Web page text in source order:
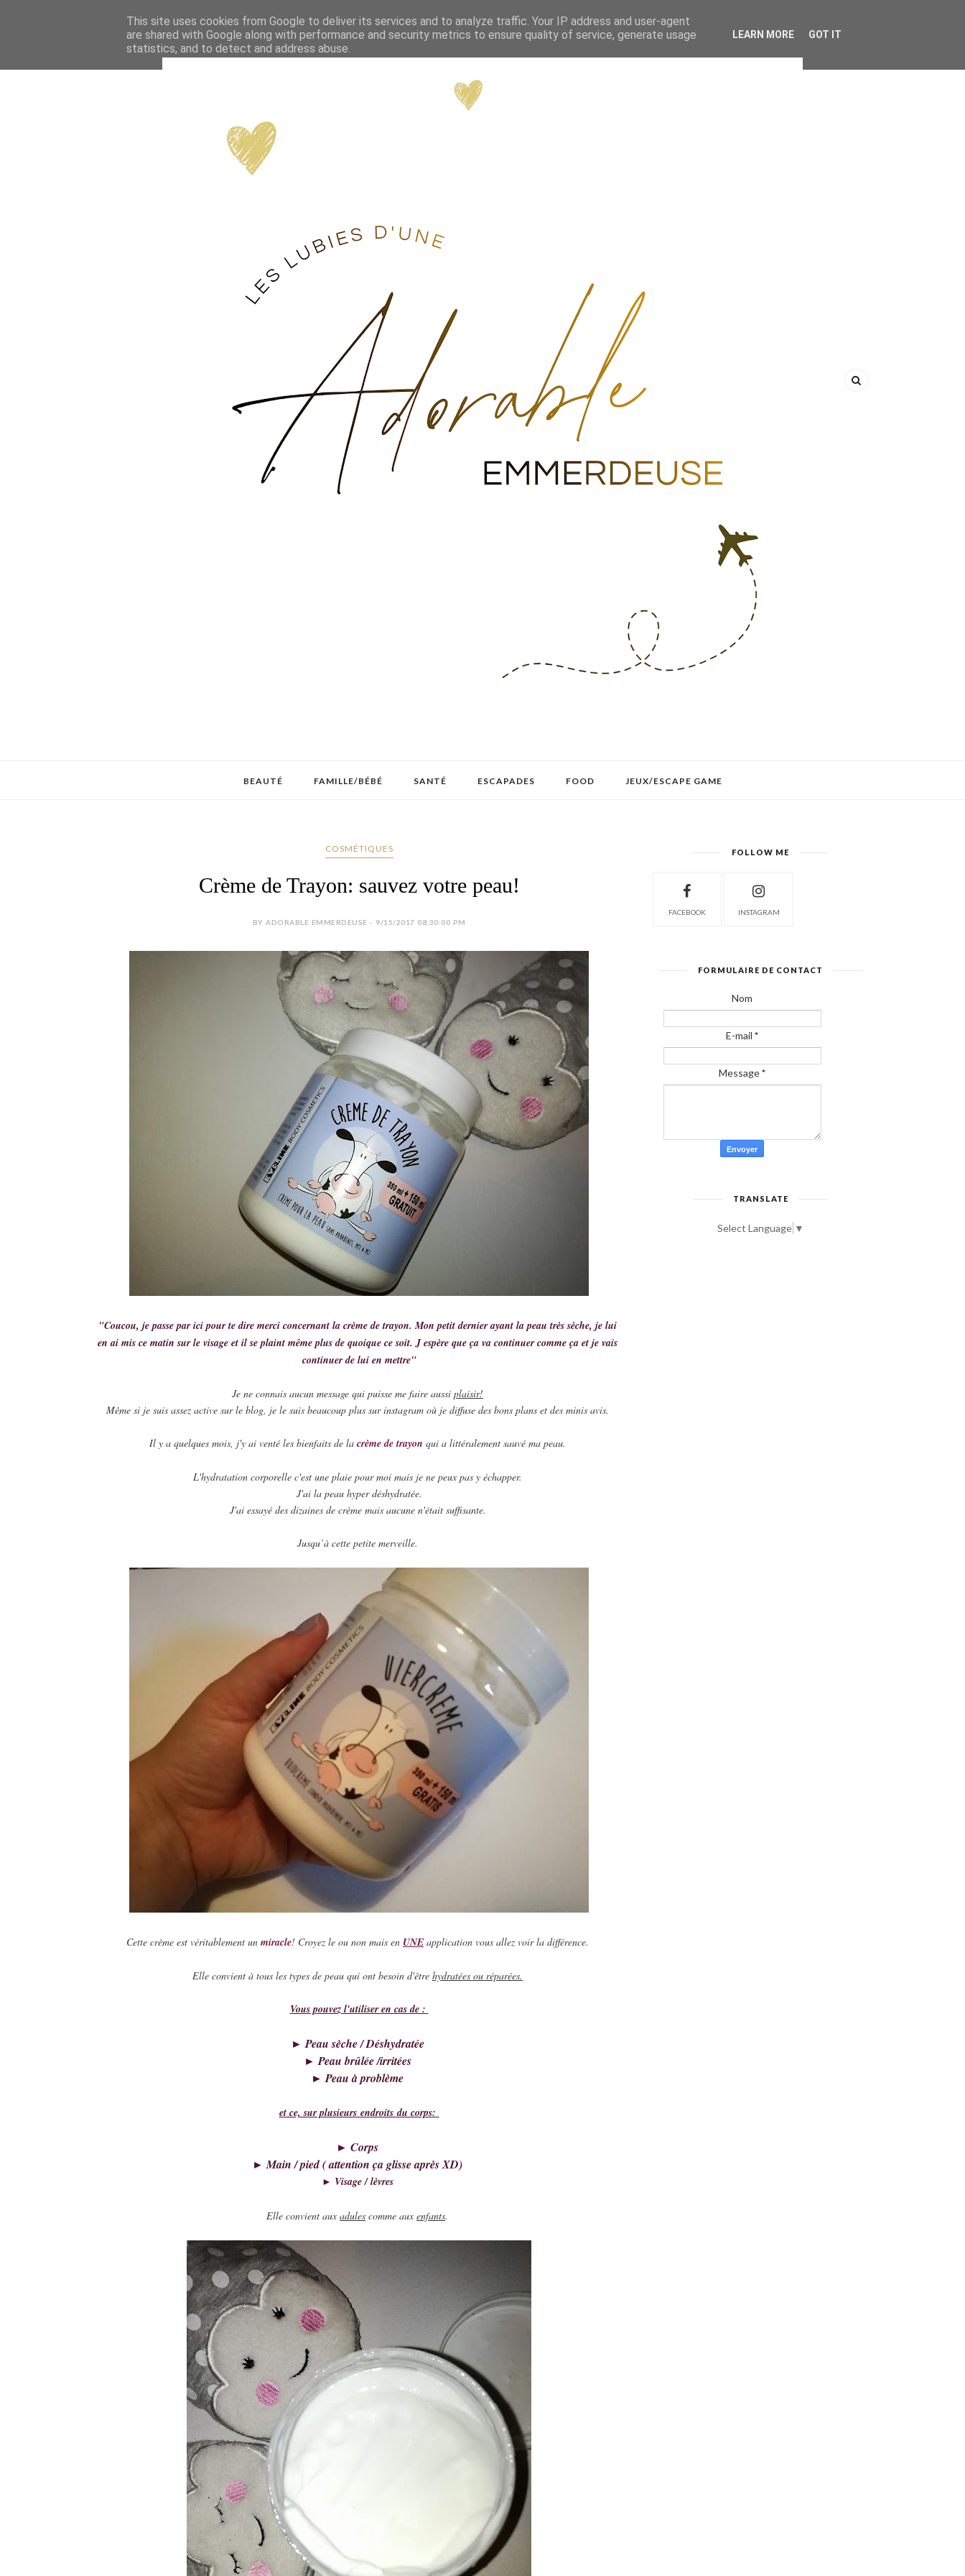
BEAUTÉ FAMILLE/BÉBÉ SANTÉ ESCAPADES FOOD JEUX/ESCAPE GAME
COSMÉTIQUES
Crème de Trayon: sauvez votre peau!
BY ADORABLE EMMERDEUSE - 9/15/2017 08:30:00 PM
"Coucou, je passe par ici pour te dire merci concernant la crème de trayon. Mon petit dernier ayant la peau très sèche, je lui
en ai mis ce matin sur le visage et il se plaint même plus de quoique ce soit. J espère que ça va continuer comme ça et je vais
continuer de lui en mettre"
Je ne connais aucun message qui puisse me faire aussi plaisir!
Même si je suis assez active sur le blog, je le suis beaucoup plus sur instagram où je diffuse des bons plans et des minis avis.
Il y a quelques mois, j'y ai venté les bienfaits de la crème de trayon qui a littéralement sauvé ma peau.
L'hydratation corporelle c'est une plaie pour moi mais je ne peux pas y échapper.
J'ai la peau hyper déshydratée.
J'ai essayé des dizaines de crème mais aucune n'était suffisante.
Jusqu’à cette petite merveille.
Cette crème est véritablement un miracle! Croyez le ou non mais en UNE application vous allez voir la différence.
Elle convient à tous les types de peau qui ont besoin d'être hydratées ou réparées.
Vous pouvez l'utiliser en cas de :
► Peau sèche / Déshydratée
► Peau brûlée /irritées
► Peau à problème
et ce, sur plusieurs endroits du corps:
► Corps
► Main / pied ( attention ça glisse après XD)
► Visage / lèvres
Elle convient aux adules comme aux enfants.
FOLLOW ME
FACEBOOK INSTAGRAM
FORMULAIRE DE CONTACT
Nom
E-mail *
Message*
TRANSLATE
Select Language ▼
This site uses cookies from Google to deliver its services and to analyze traffic. Your IP address and user-agent
are shared with Google along with performance and security metrics to ensure quality of service, generate usage
statistics, and to detect and address abuse.
LEARN MORE GOT IT